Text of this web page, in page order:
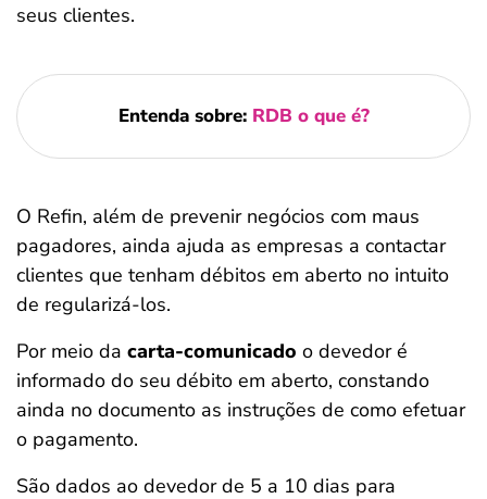
seus clientes.
Entenda sobre: RDB o que é?
O Refin, além de prevenir negócios com maus
pagadores, ainda ajuda as empresas a contactar
clientes que tenham débitos em aberto no intuito
de regularizá-los.
Por meio da carta-comunicado o devedor é
informado do seu débito em aberto, constando
ainda no documento as instruções de como efetuar
o pagamento.
São dados ao devedor de 5 a 10 dias para